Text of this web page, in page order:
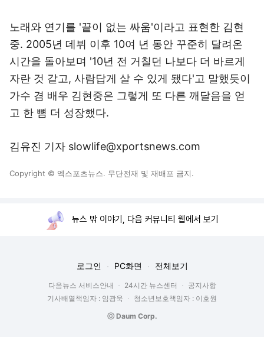
노래와 연기를 '끝이 없는 싸움'이라고 표현한 김현
중. 2005년 데뷔 이후 10여 년 동안 꾸준히 달려온
시간을 돌아보며 '10년 전 거칠던 나보다 더 바르게
자란 것 같고, 사람답게 살 수 있게 됐다'고 말했듯이
가수 겸 배우 김현중은 그렇게 또 다른 깨달음을 얻
고 한 뼘 더 성장했다.
김유진 기자 slowlife@xportsnews.com
Copyright © 엑스포츠뉴스. 무단전재 및 재배포 금지.
뉴스 밖 이야기, 다음 커뮤니티 웹에서 보기
로그인 PC화면 전체보기
다음뉴스 서비스안내 24시간 뉴스센터
공지사항
기사배열책임자 : 임광욱
청소년보호책임자 : 이호원
ⓒ Daum Corp.